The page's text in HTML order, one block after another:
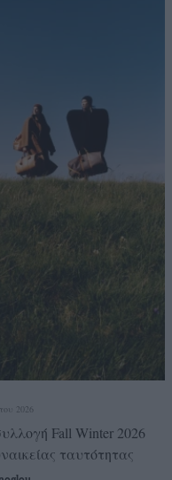
2026
Fall Winter 2026
ταυτότητας